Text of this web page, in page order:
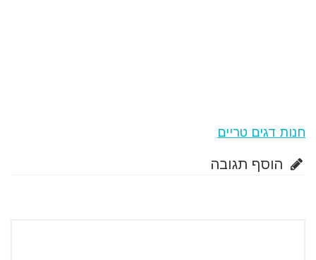
חנות דגים טריים
הוסף תגובה